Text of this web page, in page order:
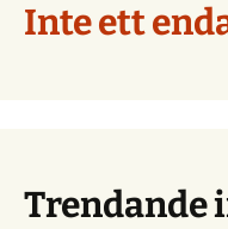
Inte ett
Trendande